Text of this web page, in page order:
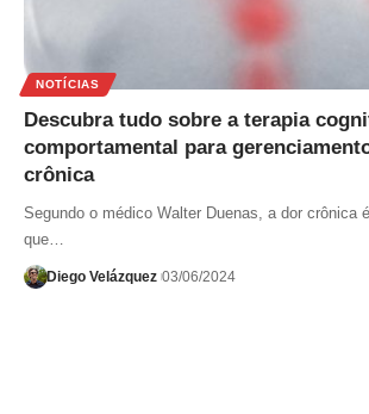
NOTÍCIAS
Descubra tudo sobre a terapia
comportamental para
crônica
Segundo o médico Walter Duenas, a dor crônica
que…
Diego Velázquez 03/06/2024